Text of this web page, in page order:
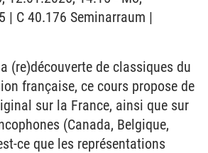
| C 40.176 Seminarraum |
(re)découverte de classiques du
française, ce cours propose de
sur la France, ainsi que sur
(Canada, Belgique,
ce que les représentations